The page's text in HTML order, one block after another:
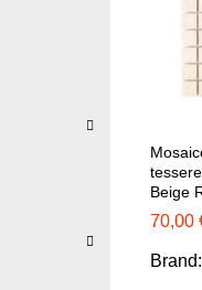
Beige
70,00
70,00
Brand: